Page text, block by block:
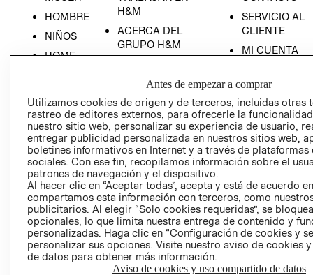
HOMBRE
NIÑOS
HOME
H&M
ACERCA DEL
GRUPO H&M
SOCIAL
PRENSA
RELACIÓN CON
INVERSIONISTAS
POLÍTICA
EMPRESARIAL
SERVICIO AL
CLIENTE
MI CUENTA
TIENDAS
- RETIRO EN
TIENDA
TÉRMINOS Y
CONDICIONES
AVISO DE
PRIVACIDAD
GIFT CARD
AVISO DE
COOKIES
Antes de empezar a comprar
Utilizamos cookies de origen y de terceros, incluidas otras
rastreo de editores externos, para ofrecerle la
nuestro sitio web, personalizar su experiencia de usuario,
entregar publicidad personalizada en nuestros sitios web,
boletines informativos en Internet y a través de plataformas
sociales. Con ese fin, recopilamos información sobre el
patrones de navegación y el dispositivo.
Al hacer clic en “Aceptar todas”, acepta y está de acuerdo
compartamos esta información con terceros, como
publicitarios. Al elegir “Solo cookies requeridas”, se
opcionales, lo que limita nuestra entrega de contenido y
personalizadas. Haga clic en “Configuración de cookies y
personalizar sus opciones. Visite nuestro aviso de cookies
de datos para obtener más información.
Aviso de cookies y uso compartido de datos